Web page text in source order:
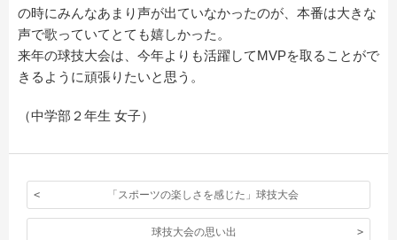
の時にみんなあまり声が出ていなかったのが、本番は大きな
声で歌っていてとても嬉しかった。
来年の球技大会は、今年よりも活躍してMVPを取ることがで
きるように頑張りたいと思う。
（中学部２年生 女子）
「スポーツの楽しさを感じた」球技大会
球技大会の思い出